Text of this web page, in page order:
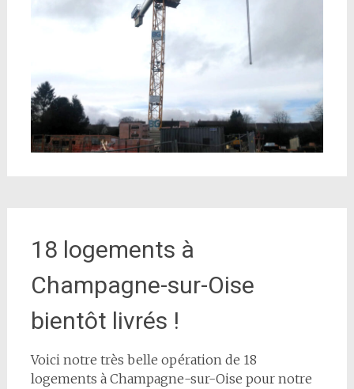
18 logements à
Champagne-sur-Oise
bientôt livrés !
Voici notre très belle opération de 18
logements à Champagne-sur-Oise pour notre